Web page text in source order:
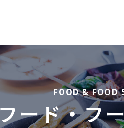
電子機器・電子部品
環境・社会・インフラ
FOOD & FOOD
フード・フ